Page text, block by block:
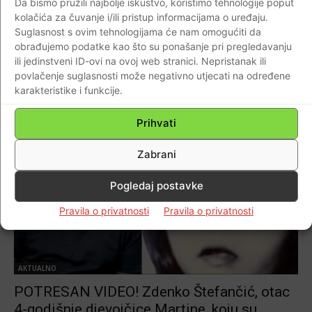
kolačića za čuvanje i/ili pristup informacijama o uređaju.
Suglasnost s ovim tehnologijama će nam omogućiti da
obrađujemo podatke kao što su ponašanje pri pregledavanju
ili jedinstveni ID-ovi na ovoj web stranici. Nepristanak ili
povlačenje suglasnosti može negativno utjecati na određene
karakteristike i funkcije.
Prihvati
Zabrani
Pogledaj postavke
Pravila o privatnosti Pravila o privatnosti
stradala 15-godišnja djevojčica Gracuela
Jelić. Zdenko Štefančić pripadnik ZNG-a 4.
bojne 3. brigade pokušao je zaustaviti
obilno krvarenje pogođene djevojčice…
Braniteljski portal 26.09.2022
AKTUALNO
POTRESAN VIDEO! Zdenko Štefančić, otac